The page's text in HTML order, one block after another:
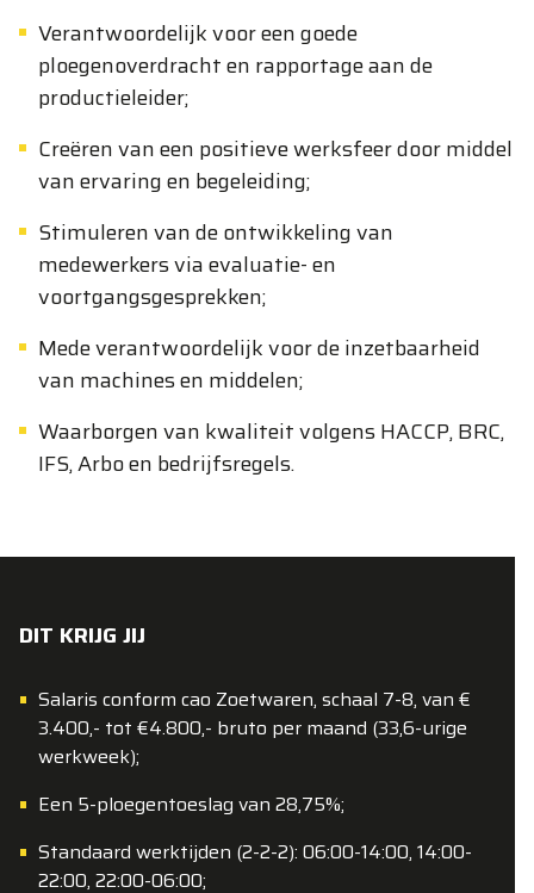
Verantwoordelijk voor een goede
ploegenoverdracht en rapportage aan de
productieleider;
Creëren van een positieve werksfeer door middel
van ervaring en begeleiding;
Stimuleren van de ontwikkeling van
medewerkers via evaluatie- en
voortgangsgesprekken;
Mede verantwoordelijk voor de inzetbaarheid
van machines en middelen;
Waarborgen van kwaliteit volgens HACCP, BRC,
IFS, Arbo en bedrijfsregels.
DIT KRIJG JIJ
Salaris conform cao Zoetwaren, schaal 7-8, van €
3.400,- tot €4.800,- bruto per maand (33,6-urige
werkweek);
Een 5-ploegentoeslag van 28,75%;
Standaard werktijden (2-2-2): 06:00-14:00, 14:00-
22:00, 22:00-06:00;